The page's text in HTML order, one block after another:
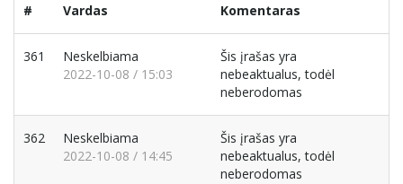
# Vardas Komentaras
361
Neskelbiama
2022-10-08 / 15:03
Šis įrašas yra
nebeaktualus, todėl
neberodomas
362
Neskelbiama
2022-10-08 / 14:45
Šis įrašas yra
nebeaktualus, todėl
neberodomas